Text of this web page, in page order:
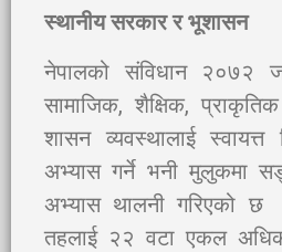
स्थानीय सरकार र भूशासन
नेपालको संविधान २०७२
सामाजिक, शैक्षिक,
शासन व्यवस्थालाई
अभ्यास गर्ने भनी मुलुकमा
अभ्यास थालनी गरिएको छ
तहलाई २२ वटा एकल